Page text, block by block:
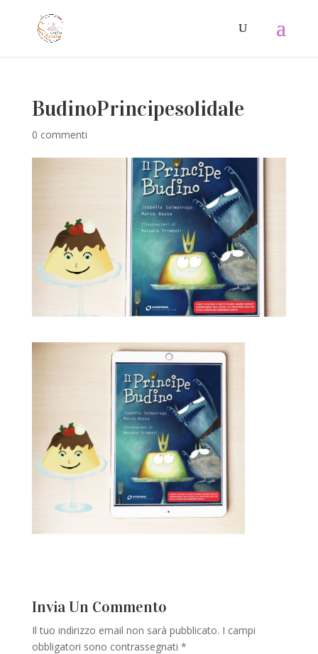
BudinoPrincipesolidale
0 commenti
Invia Un Commento
Il tuo indirizzo email non sarà pubblicato. I campi
obbligatori sono contrassegnati *